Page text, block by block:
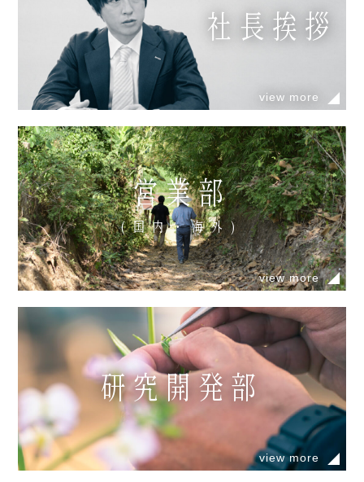
社長挨拶
view more
営業部
(国内・海外)
view more
研究開発部
view more